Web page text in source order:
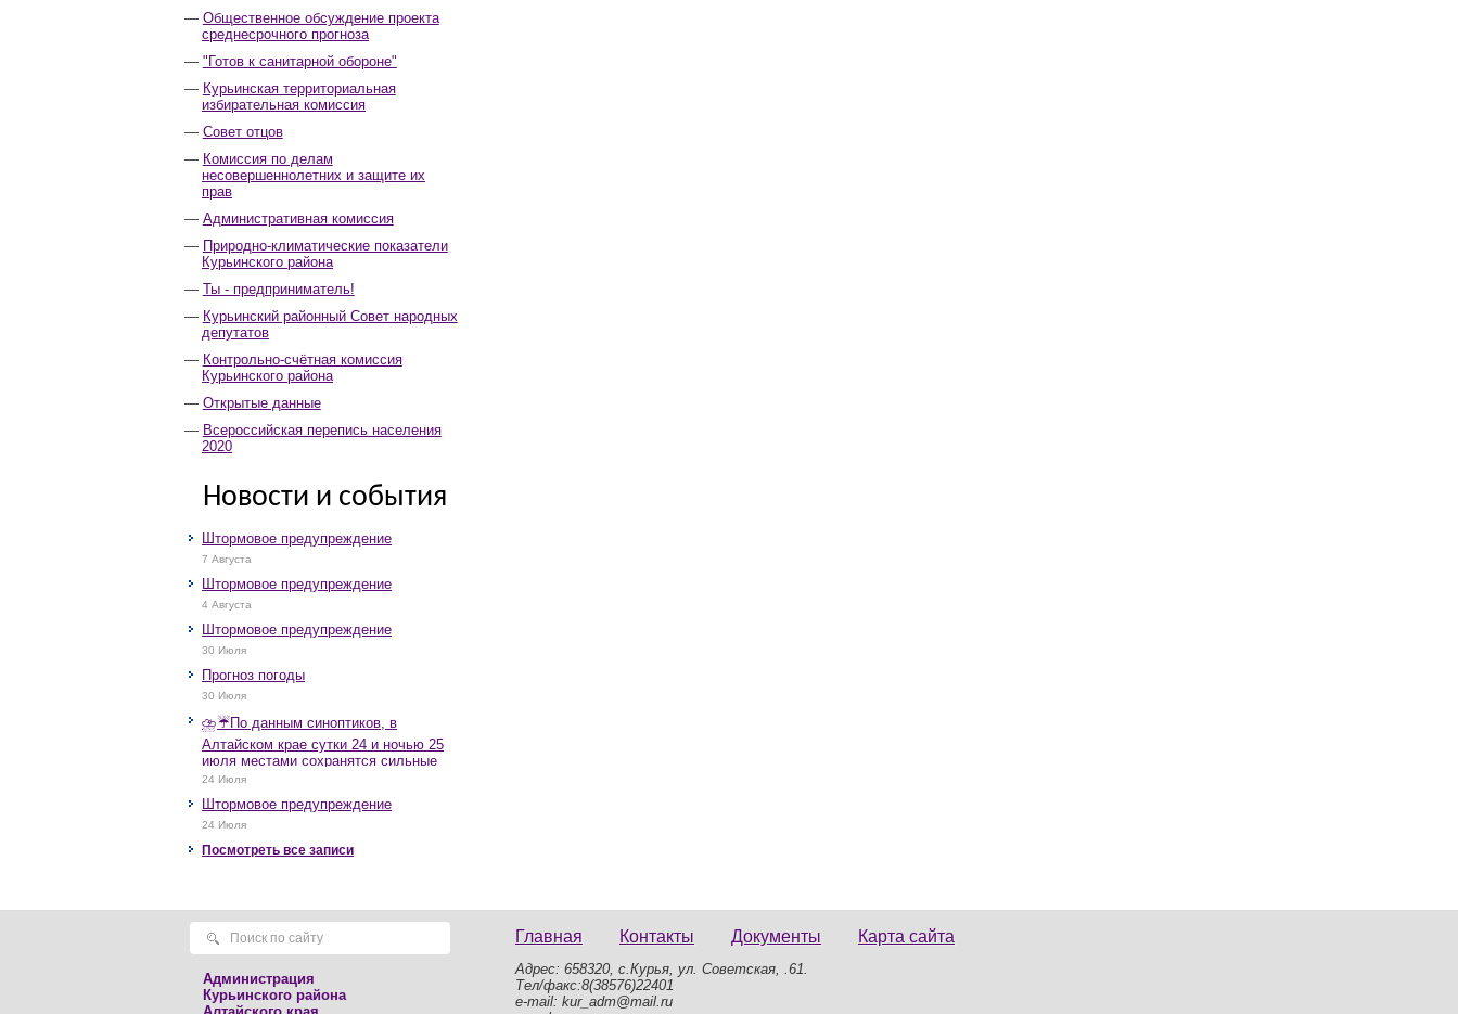
Общественное обсуждение проекта
среднесрочного прогноза
"Готов к санитарной обороне"
Курьинская территориальная
избирательная комиссия
Совет отцов
Комиссия по делам
несовершеннолетних и защите их
прав
Административная комиссия
Природно-климатические показатели
Курьинского района
Ты - предприниматель!
Курьинский районный Совет народных
депутатов
Контрольно-счётная комиссия
Курьинского района
Открытые данные
Всероссийская перепись населения
2020
Новости и события
Штормовое предупреждение
7 Августа
Штормовое предупреждение
4 Августа
Штормовое предупреждение
30 Июля
Прогноз погоды
30 Июля
⛈️☔️По данным синоптиков, в
Алтайском крае сутки 24 и ночью 25
июля местами сохранятся сильные
дожди, грозы, при грозах очень
крупный град, шквалистое усиление
ветра до 17-22 м/с, местами порывы
25 м/с и более.
24 Июля
Штормовое предупреждение
24 Июля
Посмотреть все записи
Администрация
Курьинского района
Главная Контакты Документы Карта сайта
Адрес: 658320, с.Курья, ул. Советская, .61.
Тел/факс:8(38576)22401
e-mail: kur_adm@mail.ru